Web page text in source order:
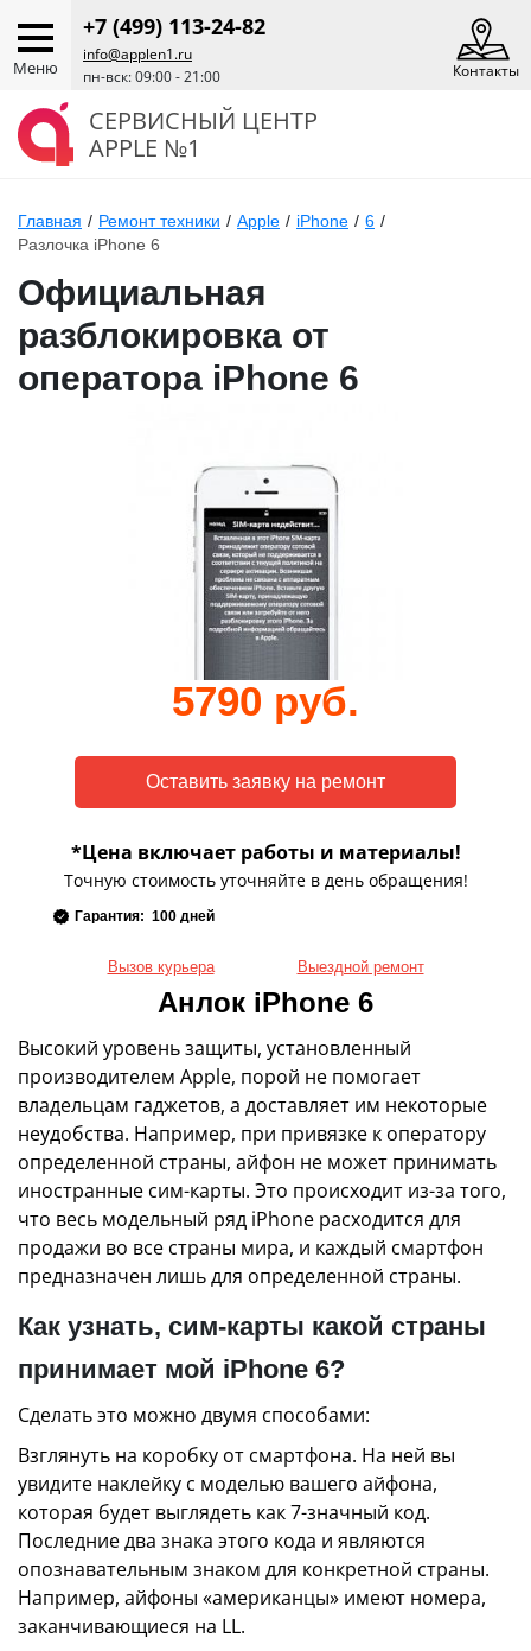
Меню
+7 (499) 113-24-82
info@applen1.ru
пн-вск: 09:00 - 21:00
Контакты
СЕРВИСНЫЙ ЦЕНТР
APPLE №1
Главная / Ремонт техники / Apple / iPhone / 6 /
Разлочка iPhone 6
Официальная
разблокировка от
оператора iPhone 6
5790 руб.
*Цена включает работы и материалы!
Точную стоимость уточняйте в день обращения!
Гарантия: 100 дней
Вызов курьера Выездной ремонт
Анлок iPhone 6
Высокий уровень защиты, установленный
производителем Apple, порой не помогает
владельцам гаджетов, а доставляет им некоторые
неудобства. Например, при привязке к оператору
определенной страны, айфон не может принимать
иностранные сим-карты. Это происходит из-за того,
что весь модельный ряд iPhone расходится для
продажи во все страны мира, и каждый смартфон
предназначен лишь для определенной страны.
Как узнать, сим-карты какой страны
принимает мой iPhone 6?
Сделать это можно двумя способами:
Взглянуть на коробку от смартфона. На ней вы
увидите наклейку с моделью вашего айфона,
которая будет выглядеть как 7-значный код.
Последние два знака этого кода и являются
опознавательным знаком для конкретной страны.
Например, айфоны «американцы» имеют номера,
заканчивающиеся на LL.